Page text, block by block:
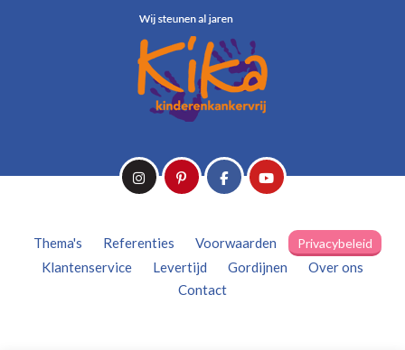
Thema's Referenties Voorwaarden Privacybeleid
Klantenservice Levertijd Gordijnen
Over ons
Contact